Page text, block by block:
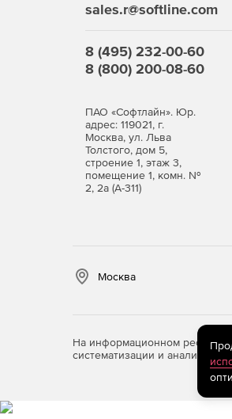
sales.r@softline.com
8 (495) 232-00-60
8 (800) 200-08-60
ПАО «Софтлайн». Юр.
адрес: 119021, г.
Москва, ул. Льва
Толстого, дом 5,
строение 1, этаж 3,
помещение 1, комн. №
2, 2а (А-311)
Москва
На информационном ресурсе
систематизации и анализа